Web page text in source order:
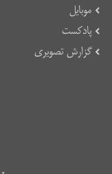
موبایل
پادکست
گزارش تصویری